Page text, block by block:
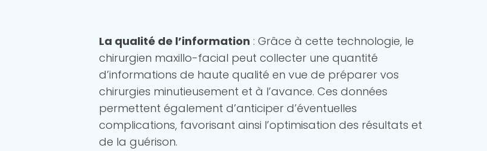
La qualité de l’information : Grâce à cette technologie, le
chirurgien maxillo-facial peut collecter une quantité
d’informations de haute qualité en vue de préparer vos
chirurgies minutieusement et à l’avance. Ces données
permettent également d’anticiper d’éventuelles
complications, favorisant ainsi l’optimisation des résultats et
de la guérison.